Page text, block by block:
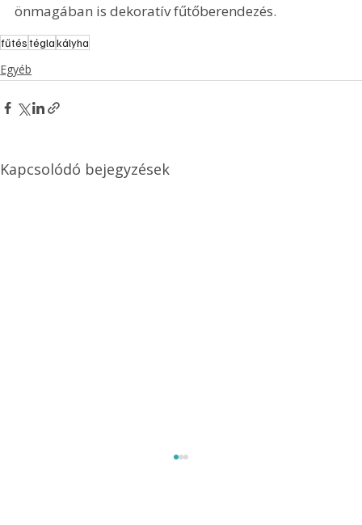
önmagában is dekoratív fűtőberendezés.
fűtéstéglakályha
Egyéb
Kapcsolódó bejegyzések